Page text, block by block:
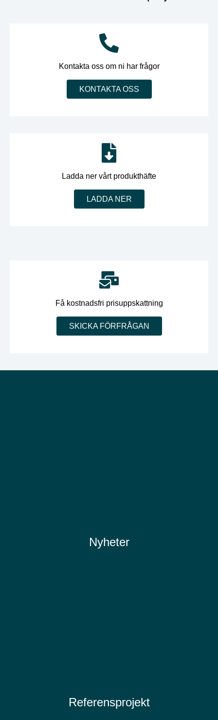
Kontakta oss om ni har frågor
KONTAKTA OSS
Ladda ner vårt produkthäfte
LADDA NER
Få kostnadsfri prisuppskattning
SKICKA FÖRFRÅGAN
Nyheter
Referensprojekt